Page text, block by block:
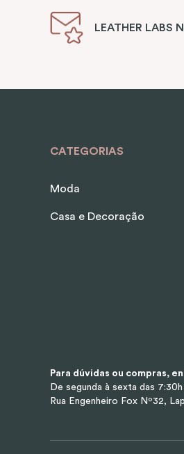
LEATHER LABS
CATEGORIAS
Moda
Casa e Decoração
Para dúvidas ou compras,
De segunda à sexta das
Rua Engenheiro Fox Nº32,